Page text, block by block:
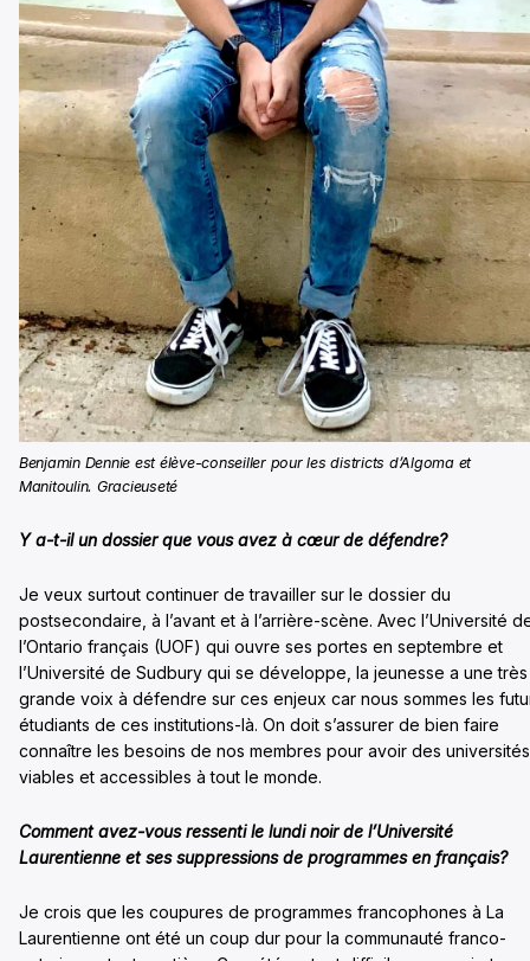
Benjamin Dennie est élève-conseiller pour les districts d’Algoma et
Manitoulin. Gracieuseté
Y a-t-il un dossier que vous avez à cœur de défendre?
Je veux surtout continuer de travailler sur le dossier du
postsecondaire, à l’avant et à l’arrière-scène. Avec l’Université
l’Ontario français (UOF) qui ouvre ses portes en septembre et
l’Université de Sudbury qui se développe, la jeunesse a une très
grande voix à défendre sur ces enjeux car nous sommes les
étudiants de ces institutions-là. On doit s’assurer de bien faire
connaître les besoins de nos membres pour avoir des universités
viables et accessibles à tout le monde.
Comment avez-vous ressenti le lundi noir de l’Université
Laurentienne et ses suppressions de programmes en français?
Je crois que les coupures de programmes francophones à La
Laurentienne ont été un coup dur pour la communauté franco-